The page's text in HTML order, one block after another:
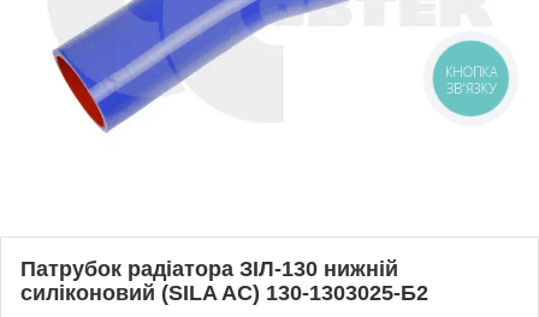
Патрубок радіатора ЗІЛ-130 нижній
силіконовий (SILA AC) 130-1303025-Б2
КНОПКА
ЗВ'ЯЗКУ